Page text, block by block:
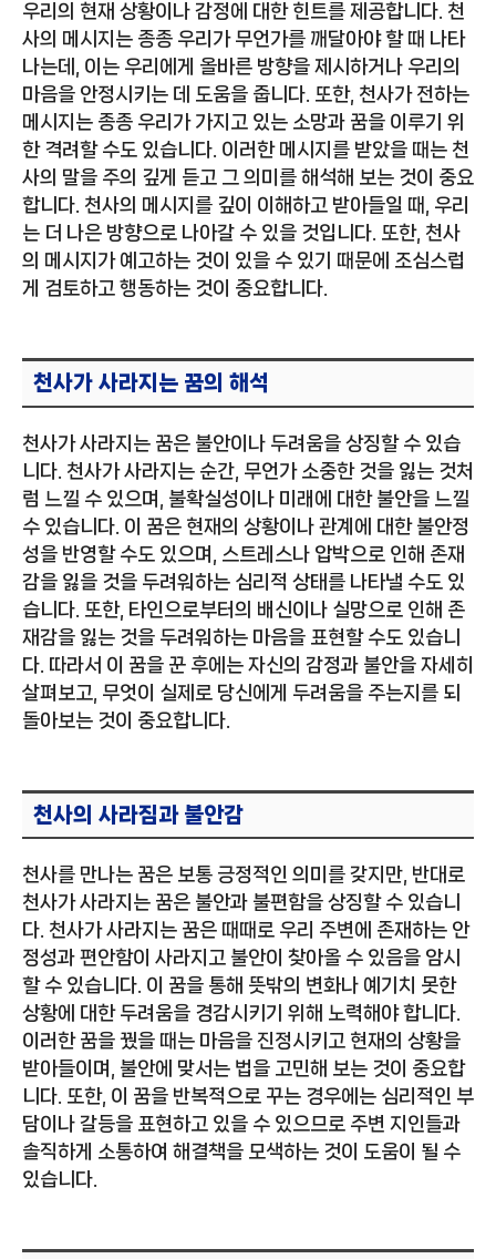
우리의 현재 상황이나 감정에 대한 힌트를 제공합니다. 천
사의 메시지는 종종 우리가 무언가를 깨달아야 할 때 나타
나는데, 이는 우리에게 올바른 방향을 제시하거나 우리의
마음을 안정시키는 데 도움을 줍니다. 또한, 천사가 전하는
메시지는 종종 우리가 가지고 있는 소망과 꿈을 이루기 위
한 격려할 수도 있습니다. 이러한 메시지를 받았을 때는 천
사의 말을 주의 깊게 듣고 그 의미를 해석해 보는 것이 중요
합니다. 천사의 메시지를 깊이 이해하고 받아들일 때, 우리
는 더 나은 방향으로 나아갈 수 있을 것입니다. 또한, 천사
의 메시지가 예고하는 것이 있을 수 있기 때문에 조심스럽
게 검토하고 행동하는 것이 중요합니다.
천사가 사라지는 꿈의 해석
천사가 사라지는 꿈은 불안이나 두려움을 상징할 수 있습
니다. 천사가 사라지는 순간, 무언가 소중한 것을 잃는 것처
럼 느낄 수 있으며, 불확실성이나 미래에 대한 불안을 느낄
수 있습니다. 이 꿈은 현재의 상황이나 관계에 대한 불안정
성을 반영할 수도 있으며, 스트레스나 압박으로 인해 존재
감을 잃을 것을 두려워하는 심리적 상태를 나타낼 수도 있
습니다. 또한, 타인으로부터의 배신이나 실망으로 인해 존
재감을 잃는 것을 두려워하는 마음을 표현할 수도 있습니
다. 따라서 이 꿈을 꾼 후에는 자신의 감정과 불안을 자세히
살펴보고, 무엇이 실제로 당신에게 두려움을 주는지를 되
돌아보는 것이 중요합니다.
천사의 사라짐과 불안감
천사를 만나는 꿈은 보통 긍정적인 의미를 갖지만, 반대로
천사가 사라지는 꿈은 불안과 불편함을 상징할 수 있습니
다. 천사가 사라지는 꿈은 때때로 우리 주변에 존재하는 안
정성과 편안함이 사라지고 불안이 찾아올 수 있음을 암시
할 수 있습니다. 이 꿈을 통해 뜻밖의 변화나 예기치 못한
상황에 대한 두려움을 경감시키기 위해 노력해야 합니다.
이러한 꿈을 꿨을 때는 마음을 진정시키고 현재의 상황을
받아들이며, 불안에 맞서는 법을 고민해 보는 것이 중요합
니다. 또한, 이 꿈을 반복적으로 꾸는 경우에는 심리적인 부
담이나 갈등을 표현하고 있을 수 있으므로 주변 지인들과
솔직하게 소통하여 해결책을 모색하는 것이 도움이 될 수
있습니다.